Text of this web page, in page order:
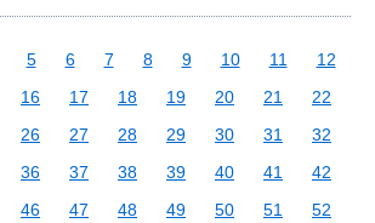
5 6 7 8 9 10 11
12
16 17 18 19 20 21
22
26 27 28 29 30 31
32
36 37 38 39 40 41
42
46 47 48 49 50 51
52